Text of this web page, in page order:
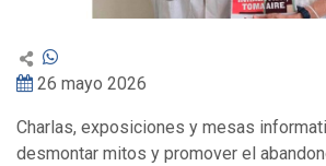
26 mayo 2026
Charlas, exposiciones y mesas
desmontar mitos y promover el